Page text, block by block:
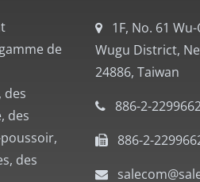
de
des
des
des
1F, No. 61
Wugu District,
24886, Taiwan
886-2-
886-2-